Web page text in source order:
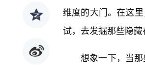
维度的大门。在这
试，去发掘那些隐
想象一下，当